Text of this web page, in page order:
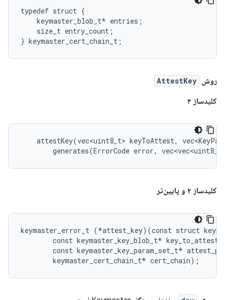
typedef struct {
    keymaster_blob_t* entries;
    size_t entry_count;
روش AttestKey
کلیدساز ۳
attestKey(vec<uint8_t> keyToAttest,
generates(ErrorCode error,
کلیدساز ۲ و پایین‌تر
keymaster_error_t (*attest_key)(const struct
        const keymaster_key_blob_t* key_to_attest,
const keymaster_key_param_set_t*